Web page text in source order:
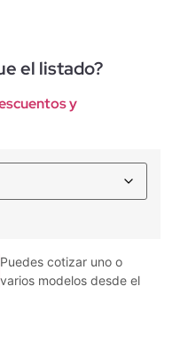
el listado?
y
Puedes cotizar uno o
varios modelos desde el